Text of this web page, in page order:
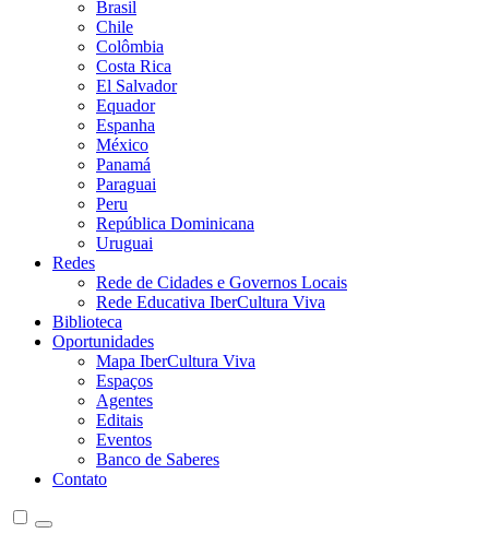
Brasil
Chile
Colômbia
Costa Rica
El Salvador
Equador
Espanha
México
Panamá
Paraguai
Peru
República Dominicana
Uruguai
Redes
Rede de Cidades e Governos Locais
Rede Educativa IberCultura Viva
Biblioteca
Oportunidades
Mapa IberCultura Viva
Espaços
Agentes
Editais
Eventos
Banco de Saberes
Contato